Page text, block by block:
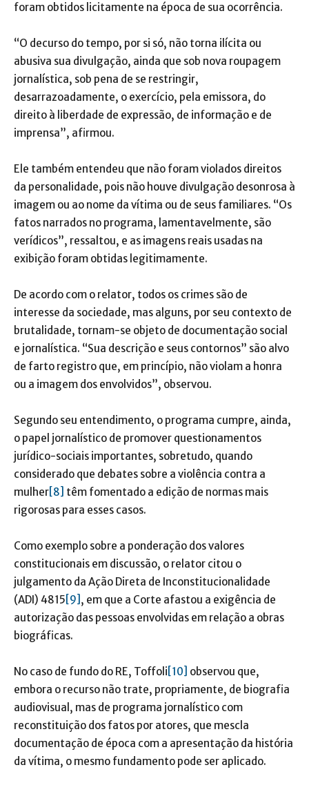
foram obtidos licitamente na época de sua ocorrência.
“O decurso do tempo, por si só, não torna ilícita ou
abusiva sua divulgação, ainda que sob nova roupagem
jornalística, sob pena de se restringir,
desarrazoadamente, o exercício, pela emissora, do
direito à liberdade de expressão, de informação e de
imprensa”, afirmou.
Ele também entendeu que não foram violados direitos
da personalidade, pois não houve divulgação desonrosa à
imagem ou ao nome da vítima ou de seus familiares. “Os
fatos narrados no programa, lamentavelmente, são
verídicos”, ressaltou, e as imagens reais usadas na
exibição foram obtidas legitimamente.
De acordo com o relator, todos os crimes são de
interesse da sociedade, mas alguns, por seu contexto de
brutalidade, tornam-se objeto de documentação social
e jornalística. “Sua descrição e seus contornos” são alvo
de farto registro que, em princípio, não violam a honra
ou a imagem dos envolvidos”, observou.
Segundo seu entendimento, o programa cumpre, ainda,
o papel jornalístico de promover questionamentos
jurídico-sociais importantes, sobretudo, quando
considerado que debates sobre a violência contra a
mulher [8] têm fomentado a edição de normas mais
rigorosas para esses casos.
Como exemplo sobre a ponderação dos valores
constitucionais em discussão, o relator citou o
julgamento da Ação Direta de Inconstitucionalidade
(ADI) 4815 [9] , em que a Corte afastou a exigência de
autorização das pessoas envolvidas em relação a obras
biográficas.
No caso de fundo do RE, Toffoli [10] observou que,
embora o recurso não trate, propriamente, de biografia
audiovisual, mas de programa jornalístico com
reconstituição dos fatos por atores, que mescla
documentação de época com a apresentação da história
da vítima, o mesmo fundamento pode ser aplicado.